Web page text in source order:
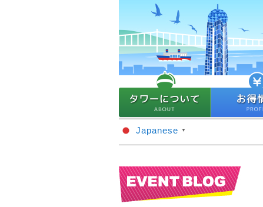
Japanese ▼